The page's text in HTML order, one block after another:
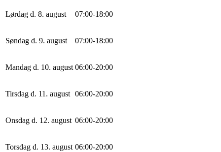
Lørdag d. 8. august 07:00-18:00
Søndag d. 9. august 07:00-18:00
Mandag d. 10. august 06:00-20:00
Tirsdag d. 11. august 06:00-20:00
Onsdag d. 12. august 06:00-20:00
Torsdag d. 13. august 06:00-20:00